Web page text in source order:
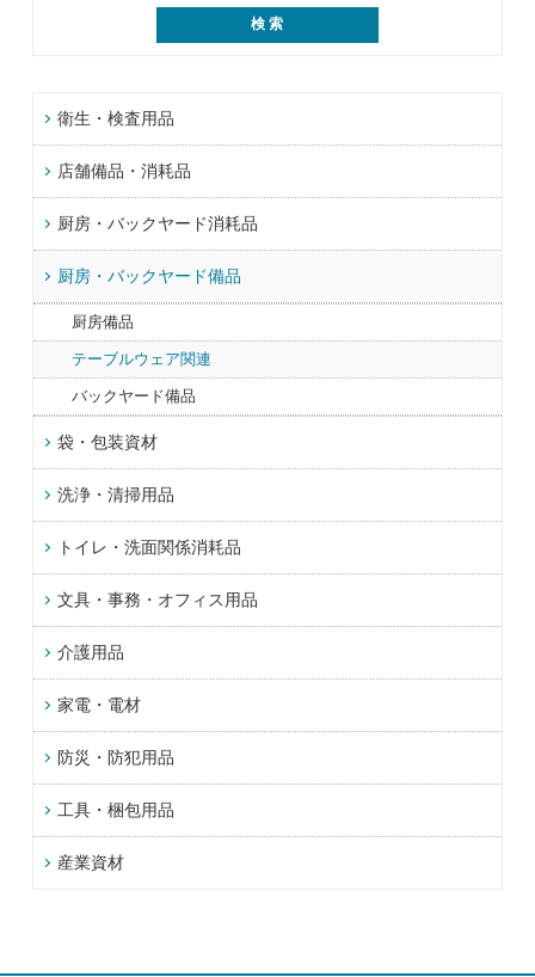
衛生・検査用品
店舗備品・消耗品
厨房・バックヤード消耗品
厨房・バックヤード備品
厨房備品
テーブルウェア関連
バックヤード備品
袋・包装資材
洗浄・清掃用品
トイレ・洗面関係消耗品
文具・事務・オフィス用品
介護用品
家電・電材
防災・防犯用品
工具・梱包用品
産業資材